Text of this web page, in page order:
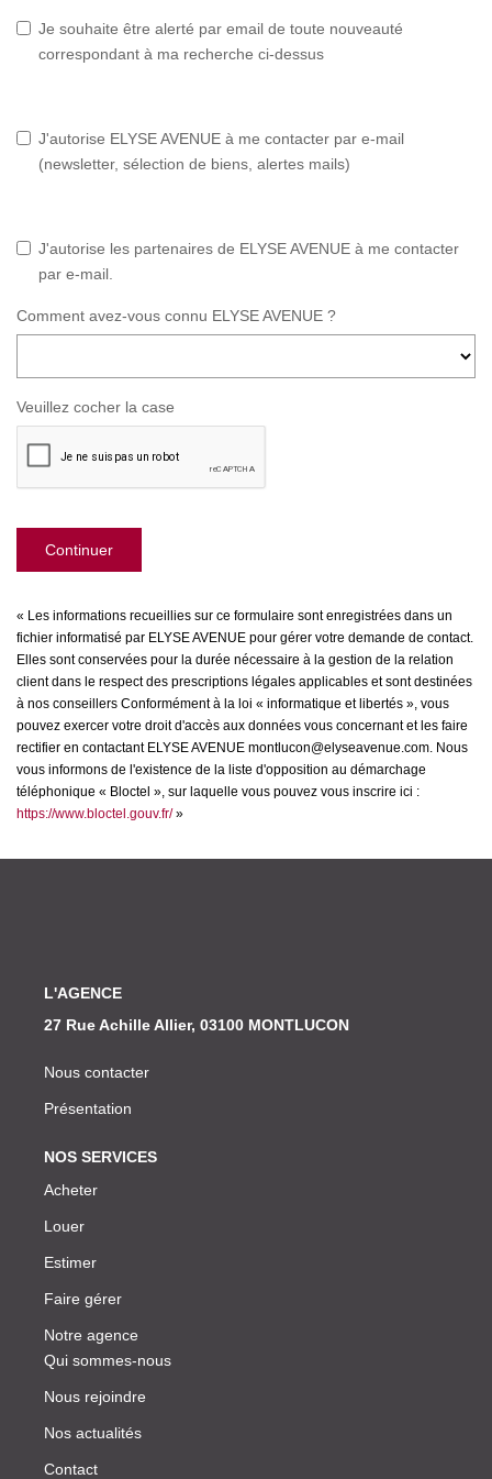
Je souhaite être alerté par email de toute nouveauté
correspondant à ma recherche ci-dessus
J'autorise ELYSE AVENUE à me contacter par e-mail
(newsletter, sélection de biens, alertes mails)
J'autorise les partenaires de ELYSE AVENUE à me contacter
par e-mail.
Comment avez-vous connu ELYSE AVENUE ?
Veuillez cocher la case
Continuer
« Les informations recueillies sur ce formulaire sont enregistrées dans un
fichier informatisé par ELYSE AVENUE pour gérer votre demande de contact.
Elles sont conservées pour la durée nécessaire à la gestion de la relation
client dans le respect des prescriptions légales applicables et sont destinées
à nos conseillers Conformément à la loi « informatique et libertés », vous
pouvez exercer votre droit d'accès aux données vous concernant et les faire
rectifier en contactant ELYSE AVENUE montlucon@elyseavenue.com. Nous
vous informons de l'existence de la liste d'opposition au démarchage
téléphonique « Bloctel », sur laquelle vous pouvez vous inscrire ici :
https://www.bloctel.gouv.fr/»
L'AGENCE
27 Rue Achille Allier, 03100 MONTLUCON
Nous contacter
Présentation
NOS SERVICES
Acheter
Louer
Estimer
Faire gérer
Notre agence
Qui sommes-nous
Nous rejoindre
Nos actualités
Contact